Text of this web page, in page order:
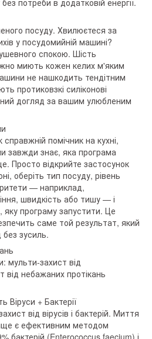
посуду. Хвилюєтеся за
у посудомийній машині?
спокою. Шість
миють кожен келих м'яким
не нашкодить тендітним
протиковзкі силіконові
догляд за вашим улюбленим
помічник на кухні,
завжди знає, яка програма
Просто відкрийте застосунок
оберіть тип посуду, рівень
— наприклад,
швидкість або тишу — і
програму запустити. Це
саме той результат, який
без зусиль.
мульти-захист від
від небажаних протікань
Віруси + Бактерії
від вірусів і бактерій. Миття
є ефективним методом
бактерій (Enterococcus faecium) і